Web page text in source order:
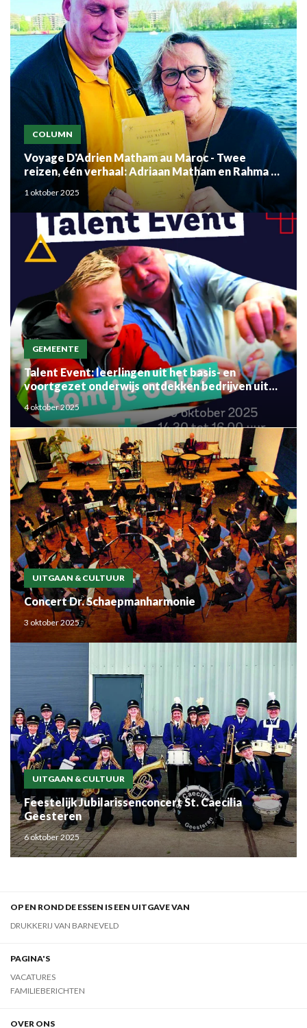
COLUMN
Voyage D'Adrien Matham au Maroc - Twee
reizen, één verhaal: Adriaan Matham en Rahma el
Mouden
1 oktober 2025
GEMEENTE
Talent Event: leerlingen uit het basis- en
voortgezet onderwijs ontdekken bedrijven uit
de regio
4 oktober 2025
UITGAAN & CULTUUR
Concert Dr. Schaepmanharmonie
3 oktober 2025
UITGAAN & CULTUUR
Feestelijk Jubilarissenconcert St. Caecilia
Geesteren
6 oktober 2025
OP EN ROND DE ESSEN IS EEN UITGAVE VAN
DRUKKERIJ VAN BARNEVELD
PAGINA'S
VACATURES
FAMILIEBERICHTEN
OVER ONS